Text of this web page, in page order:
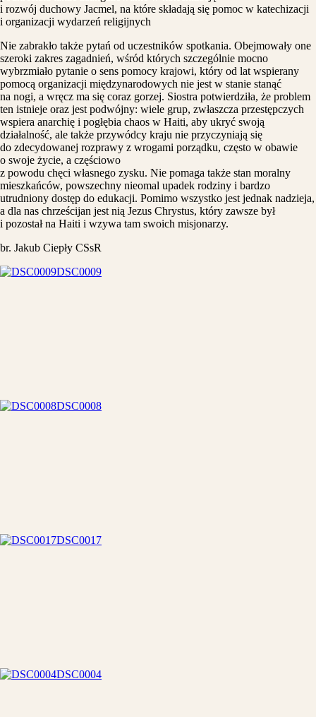
i rozwój duchowy Jacmel, na które składają się pomoc w katechizacji
i organizacji wydarzeń religijnych
Nie zabrakło także pytań od uczestników spotkania. Obejmowały one
szeroki zakres zagadnień, wśród których szczególnie mocno
wybrzmiało pytanie o sens pomocy krajowi, który od lat wspierany
pomocą organizacji międzynarodowych nie jest w stanie stanąć
na nogi, a wręcz ma się coraz gorzej. Siostra potwierdziła, że problem
ten istnieje oraz jest podwójny: wiele grup, zwłaszcza przestępczych
wspiera anarchię i pogłębia chaos w Haiti, aby ukryć swoją
działalność, ale także przywódcy kraju nie przyczyniają się
do zdecydowanej rozprawy z wrogami porządku, często w obawie
o swoje życie, a częściowo
z powodu chęci własnego zysku. Nie pomaga także stan moralny
mieszkańców, powszechny nieomal upadek rodziny i bardzo
utrudniony dostęp do edukacji. Pomimo wszystko jest jednak nadzieja,
a dla nas chrześcijan jest nią Jezus Chrystus, który zawsze był
i pozostał na Haiti i wzywa tam swoich misjonarzy.
br. Jakub Ciepły CSsR
DSC0009
DSC0008
DSC0017
DSC0004